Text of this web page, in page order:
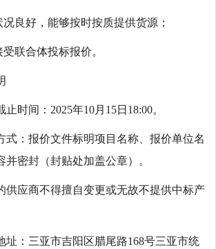
况良好，能够按时按质提供货源；
联合体投标报价。
止时间：2025年10月15日18:00。
式：报价文件标明项目名称、报价单位名
并密封（封贴处加盖公章）。
供应商不得擅自变更或无故不提供中标产
址：三亚市吉阳区腊尾路168号三亚市统